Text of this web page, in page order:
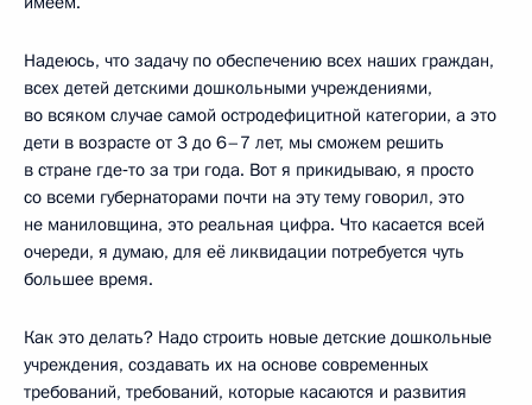
Надеюсь, что задачу по обеспечению всех наших граждан,
всех детей детскими дошкольными учреждениями,
во всяком случае самой остродефицитной категории, а это
дети в возрасте от 3 до 6–7 лет, мы сможем решить
в стране где‑то за три года. Вот я прикидываю, я просто
со всеми губернаторами почти на эту тему говорил, это
не маниловщина, это реальная цифра. Что касается всей
очереди, я думаю, для её ликвидации потребуется чуть
большее время.
Как это делать? Надо строить новые детские дошкольные
учреждения, создавать их на основе современных
требований, требований, которые касаются и развития